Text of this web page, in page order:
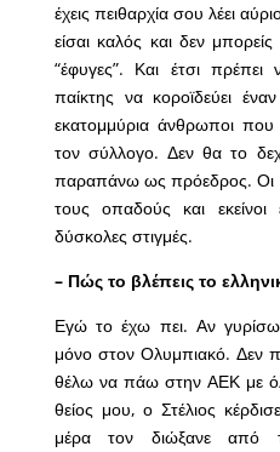
έχεις πειθαρχία σου λέει
είσαι καλός και δεν
“έφυγες”. Και έτσι πρέπει
παίκτης να κοροϊδεύει
εκατομμύρια άνθρωποι
τον σύλλογο. Δεν θα το
παραπάνω ως πρόεδρος. Οι
τους οπαδούς και
δύσκολες στιγμές.
– Πώς το βλέπεις το
Εγώ το έχω πει. Αν
μόνο στον Ολυμπιακό. Δεν
θέλω να πάω στην ΑΕΚ με
θείος μου, ο Στέλιος
μέρα τον διώξανε από